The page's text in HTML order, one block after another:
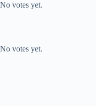
No votes yet.
No votes yet.